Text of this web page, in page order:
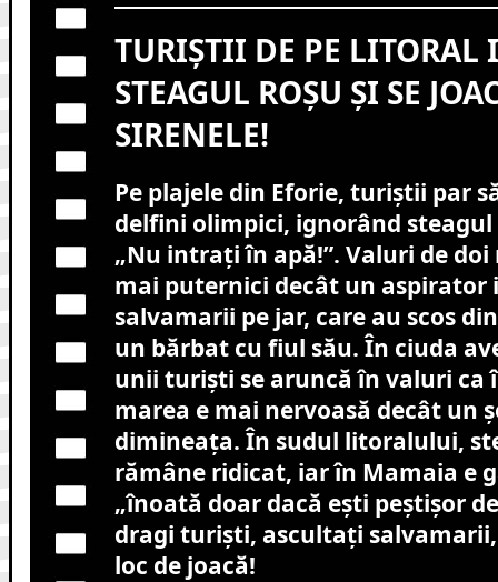
TURIȘTII DE PE LITORAL
STEAGUL ROȘU ȘI SE
SIRENELE!
Pe plajele din Eforie, turiștii par
delfini olimpici, ignorând steagul
„Nu intrați în apă!”. Valuri de
mai puternici decât un aspirator
salvamarii pe jar, care au scos
un bărbat cu fiul său. În ciuda
unii turiști se aruncă în valuri ca
marea e mai nervoasă decât un
dimineața. În sudul litoralului,
rămâne ridicat, iar în Mamaia e
„înoată doar dacă ești peștișor
dragi turiști, ascultați
loc de joacă!